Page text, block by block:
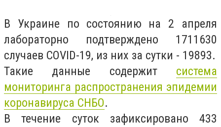
В Украине по состоянию на 2 апреля
лабораторно подтверждено 1711630
случаев COVID-19, из них за сутки - 19893.
Такие данные содержит система
мониторинга распространения эпидемии
коронавируса СНБО.
В течение суток зафиксировано 433